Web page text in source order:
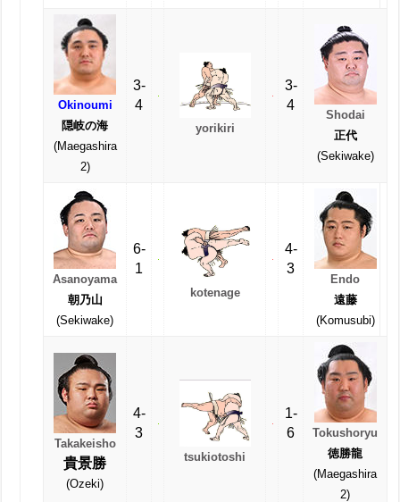
Okinoumi
隠岐の海
(Maegashira
2)
3-
4
yorikiri
3-
4
Shodai
正代
(Sekiwake)
Asanoyama
朝乃山
(Sekiwake)
6-
1
kotenage
4-
3
Endo
遠藤
(Komusubi)
Takakeisho
貴景勝
(Ozeki)
4-
3
tsukiotoshi
1-
6
Tokushoryu
徳勝龍
(Maegashira
2)